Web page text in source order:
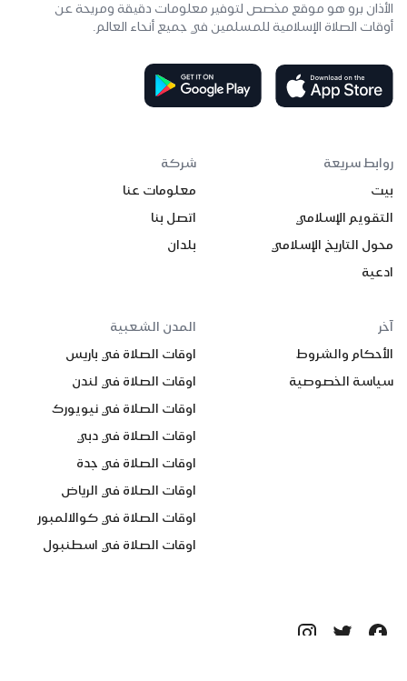
الأذان برو هو موقع مخصص لتوفير معلومات دقيقة ومريحة عن
أوقات الصلاة الإسلامية للمسلمين في جميع أنحاء العالم.
روابط سريعة
بيت
التقويم الإسلامي
محول التاريخ الإسلامي
ادعية
شركة
معلومات عنا
اتصل بنا
بلدان
آخر
الأحكام والشروط
سياسة الخصوصية
المدن الشعبية
اوقات الصلاة في باريس
اوقات الصلاة في لندن
اوقات الصلاة في نيويورك
اوقات الصلاة في دبي
اوقات الصلاة في جدة
اوقات الصلاة في الرياض
اوقات الصلاة في كوالالمبور
اوقات الصلاة في اسطنبول